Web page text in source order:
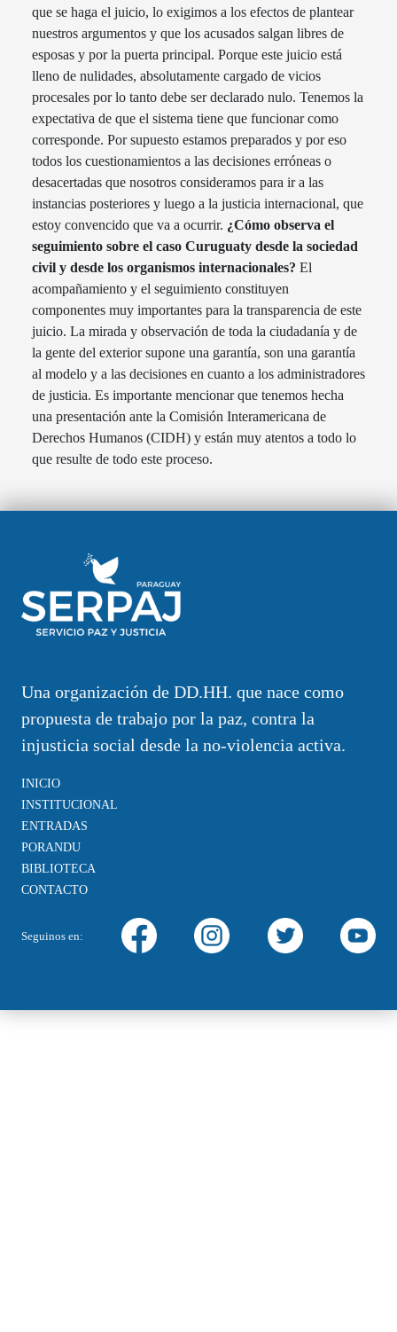
que se haga el juicio, lo exigimos a los efectos de plantear
nuestros argumentos y que los acusados salgan libres de
esposas y por la puerta principal. Porque este juicio está
lleno de nulidades, absolutamente cargado de vicios
procesales por lo tanto debe ser declarado nulo. Tenemos la
expectativa de que el sistema tiene que funcionar como
corresponde. Por supuesto estamos preparados y por eso
todos los cuestionamientos a las decisiones erróneas o
desacertadas que nosotros consideramos para ir a las
instancias posteriores y luego a la justicia internacional, que
estoy convencido que va a ocurrir. ¿Cómo observa el
seguimiento sobre el caso Curuguaty desde la sociedad
civil y desde los organismos internacionales? El
acompañamiento y el seguimiento constituyen
componentes muy importantes para la transparencia de este
juicio. La mirada y observación de toda la ciudadanía y de
la gente del exterior supone una garantía, son una garantía
al modelo y a las decisiones en cuanto a los administradores
de justicia. Es importante mencionar que tenemos hecha
una presentación ante la Comisión Interamericana de
Derechos Humanos (CIDH) y están muy atentos a todo lo
que resulte de todo este proceso.
Una organización de DD.HH. que nace como
propuesta de trabajo por la paz, contra la
injusticia social desde la no-violencia activa.
INICIO
INSTITUCIONAL
ENTRADAS
PORANDU
BIBLIOTECA
CONTACTO
Seguinos en: